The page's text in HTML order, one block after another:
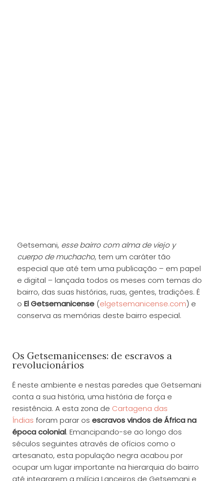
Getsemani, esse bairro com alma de viejo y
cuerpo de muchacho, tem um caráter tão
especial que até tem uma publicação – em papel
e digital – lançada todos os meses com temas do
bairro, das suas histórias, ruas, gentes, tradições. É
o El Getsemanicense (elgetsemanicense.com) e
conserva as memórias deste bairro especial.
Os Getsemanicenses: de escravos a
revolucionários
É neste ambiente e nestas paredes que Getsemani
conta a sua história, uma história de força e
resistência. A esta zona de Cartagena das
Índias foram parar os escravos vindos de África na
época colonial. Emancipando-se ao longo dos
séculos seguintes através de ofícios como o
artesanato, esta população negra acabou por
ocupar um lugar importante na hierarquia do bairro
até integrarem a milícia Lanceiros de Getsemani e